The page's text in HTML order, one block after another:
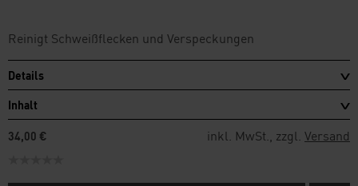
Reinigt Schweißflecken und Verspeckungen
Details
Inhalt
34,00 €
inkl. MwSt., zzgl. Versand